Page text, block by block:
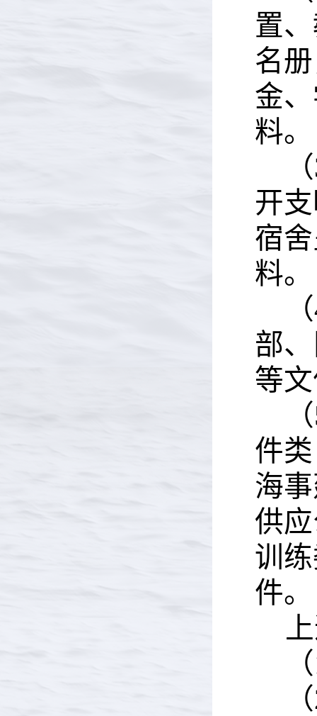
置
名
金
料。
开
宿
料。
部
等
件
海
供
训
件。